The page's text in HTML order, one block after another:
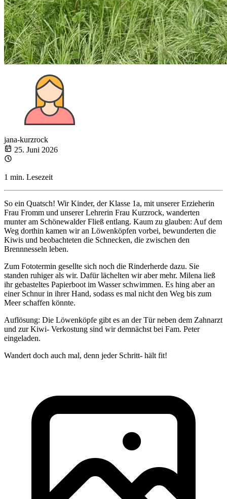
jana-kurzrock
25. Juni 2026
1 min. Lesezeit
So ein Quatsch! Wir Kinder, der Klasse 1a, mit unserer Erzieherin
Frau Fromm und unserer Lehrerin Frau Kurzrock, wanderten
munter am Schönewalder Fließ entlang. Kaum zu glauben: Auf dem
Weg dorthin kamen wir an Löwenköpfen vorbei, bewunderten die
Kiwis und beobachteten die Schnecken, die zwischen den
Brennnesseln leben.
Zum Fototermin gesellte sich noch die Rinderherde dazu. Sie
standen ruhiger als wir. Dafür lächelten wir aber mehr. Milena ließ
ihr gebasteltes Papierboot im Wasser schwimmen. Es hing aber an
einer Schnur in ihrer Hand, sodass es mal nicht den Weg bis zum
Meer schaffen könnte.
Auflösung: Die Löwenköpfe gibt es an der Tür neben dem Zahnarzt
und zur Kiwi- Verkostung sind wir demnächst bei Fam. Peter
eingeladen.
Wandert doch auch mal, denn jeder Schritt- hält fit!